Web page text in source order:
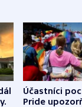
Účastníci
Pride